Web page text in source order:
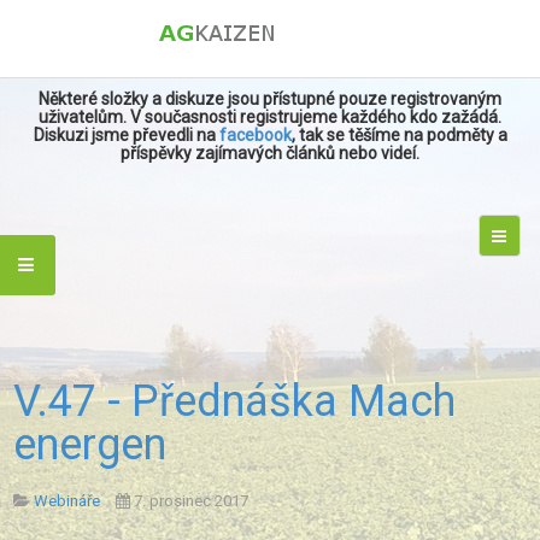
Některé složky a diskuze jsou přístupné pouze registrovaným
uživatelům. V současnosti registrujeme každého kdo zažádá.
Diskuzi jsme převedli nafacebook, tak se těšíme na podměty a
příspěvky zajímavých článků nebo videí.
V.47 - Přednáška Mach
energen
Webináře 7. prosinec 2017